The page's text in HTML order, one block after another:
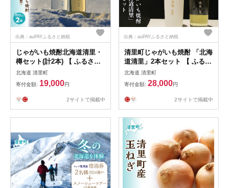
出典：auPAYふるさと納税
じゃがいも焼酎北海道清里・
樽セット(計2本) 【 ふるさと
納税 人気 おすすめ ランキン
グ お酒 焼酎 じゃがいも焼酎
いも焼酎 セット 北海道 清里
町 送料無料 】 KYSB019
北海道 清里町
寄付金額: 19,000円
2サイトで掲載中
出典：auPAYふるさと納税
清里町じゃがいも焼酎 「北海
道清里」2本セット 【 ふるさ
と納税 人気 おすすめ ランキ
ング お酒 焼酎 じゃがいも焼
酎 いも焼酎 北海道 清里町 送
料無料 】KYSB047
北海道 清里町
寄付金額: 28,000円
2サイトで掲載中